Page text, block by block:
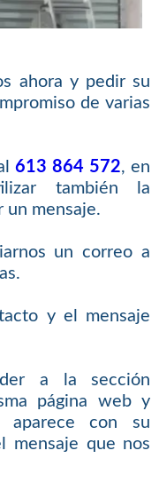
ahora y pedir su
de varias
613 864 572, en
también la
un mensaje.
un correo a
y el mensaje
a la sección
página web y
aparece con su
mensaje que nos